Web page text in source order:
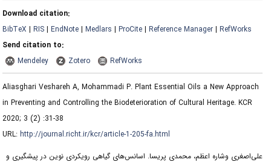
Download citation:
BibTeX |RIS |EndNote |Medlars |ProCite |Reference Manager |RefWorks
Send citation to:
Mendeley
Zotero RefWorks
Aliasghari Veshareh A, Mohammadi P. Plant Essential Oils a New Approach
in Preventing and Controlling the Biodeterioration of Cultural Heritage. KCR
2020; 3 (2) :31-38
URL:http://journal.richt.ir/kcr/article-1-205-fa.html
علی‌اصغری وشاره اعظم، محمدی پریسا. اسانس‌های گیاهی رویکردی نوین در پیشگیری و